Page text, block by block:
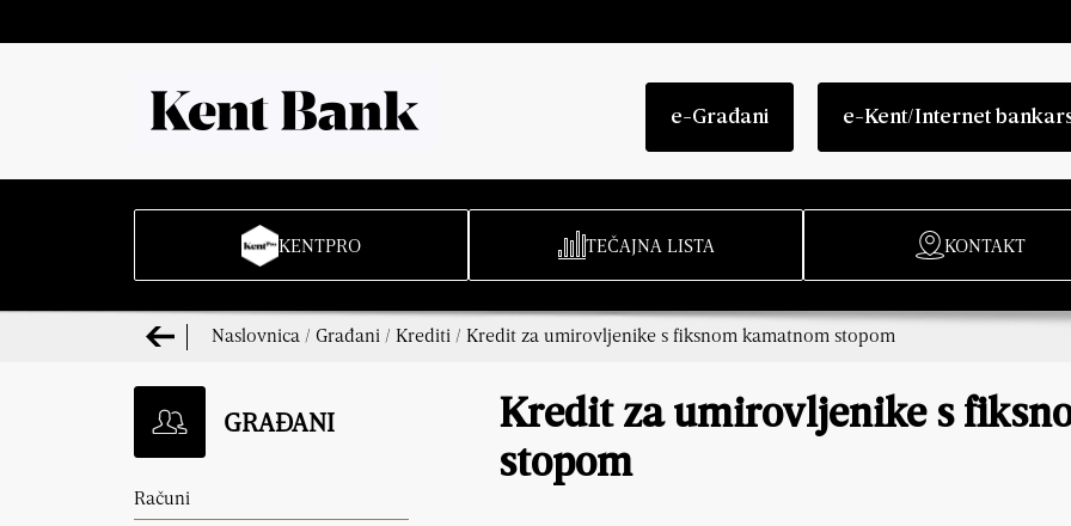
e-Građani e-Kent/Internet
KENTPRO TEČAJNA LISTA KONTAKT
Naslovnica / Građani / Krediti / Kredit za umirovljenike s fiksnom kamatnom stopom
GRAĐANI
Računi
Kredit za umirovljenike s
stopom